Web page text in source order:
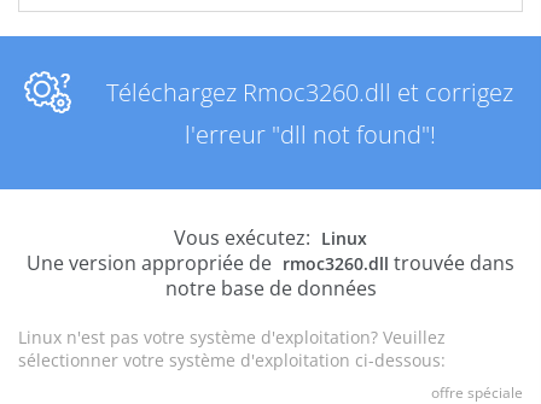
Téléchargez Rmoc3260.dll et corrigez
l'erreur "dll not found"!
Vous exécutez: Linux
Une version appropriée de rmoc3260.dll trouvée dans
notre base de données
Linux n'est pas votre système d'exploitation? Veuillez
sélectionner votre système d'exploitation ci-dessous:
offre spéciale